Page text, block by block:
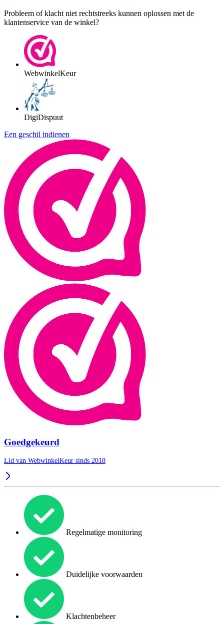
Probleem of klacht niet rechtstreeks kunnen oplossen met de
klantenservice van de winkel?
WebwinkelKeur
DigiDispuut
Een geschil indienen
Goedgekeurd
Lid van WebwinkelKeur sinds 2018
Regelmatige monitoring
Duidelijke voorwaarden
Klachtenbeheer